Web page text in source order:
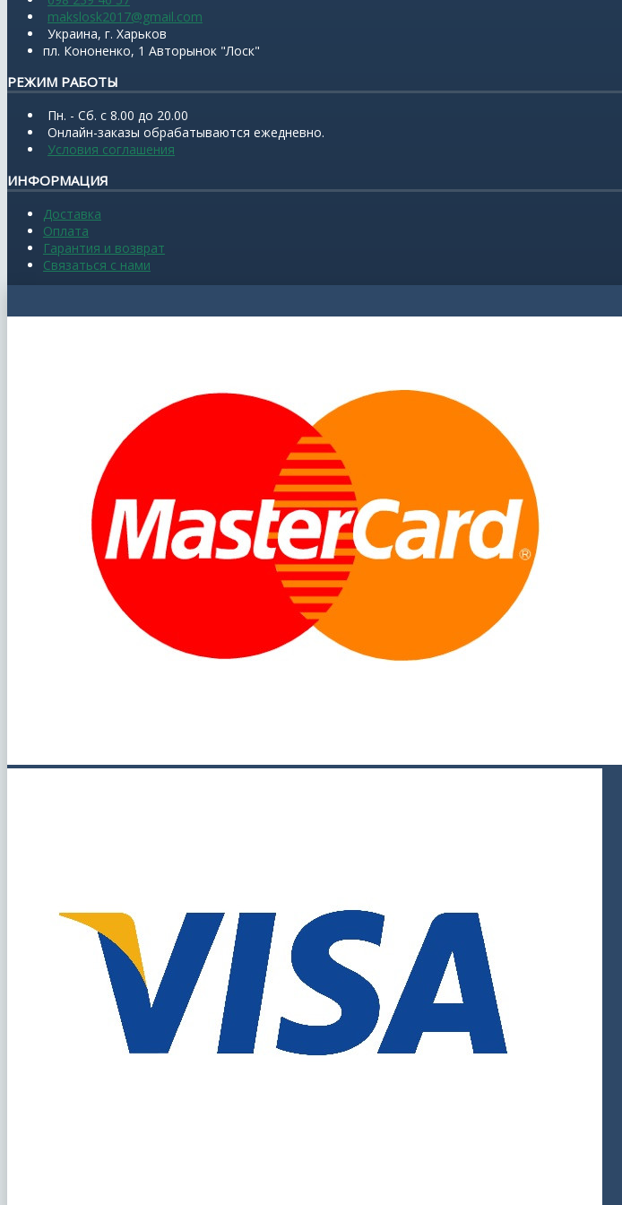
makslosk2017@gmail.com
Украина, г. Харьков
пл. Кононенко, 1 Авторынок "Лоск"
РЕЖИМ РАБОТЫ
Пн. - Сб. с 8.00 до 20.00
Онлайн-заказы обрабатываются ежедневно.
Условия соглашения
ИНФОРМАЦИЯ
Доставка
Оплата
Гарантия и возврат
Связаться с нами